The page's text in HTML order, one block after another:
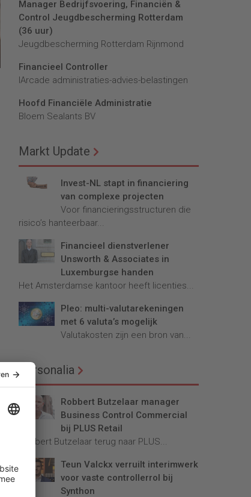
Manager Bedrijfsvoering, Financiën &
Control Jeugdbescherming Rotterdam
(36 uur)
Jeugdbescherming Rotterdam Rijnmond
Financieel Controller
lArcade administraties-advies-belastingen
Hoofd Financiële Administratie
Bloem Sealants BV
Markt Update
Invest-NL stapt in financiering
van complexe projecten
Voor financieringsstructuren die
risico’s hanteerbaar...
Financieel dienstverlener
Unsworth & Associates in
Luxemburgse handen
Het Amsterdamse kantoor heeft licenties...
Pleo: multi-valutarekeningen
met 6 valuta’s mogelijk
Valutakosten zijn een bron van...
Personalia
Robbert Butzelaar manager
Business Control Commercial
bij PLUS Retail
Robbert Butzelaar terug naar PLUS...
Teun Valckx verruilt interimwerk
voor vaste controllerrol bij
Synthon